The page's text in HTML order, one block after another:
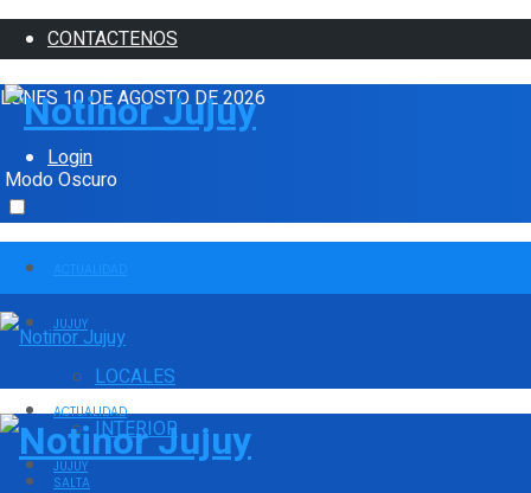
CONTACTENOS
LUNES 10 DE AGOSTO DE 2026
Login
Modo Oscuro
JUJUY
LOCALES
INTERIOR
SALTA
ACTUALIDAD
JUJUY